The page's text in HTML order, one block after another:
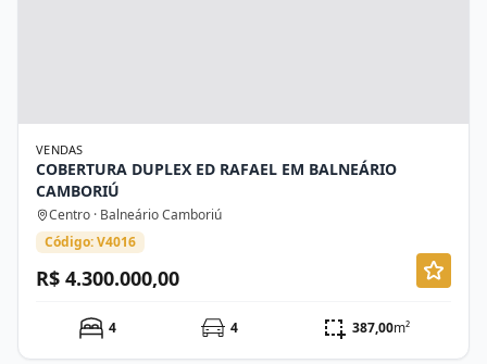
VENDAS
COBERTURA DUPLEX ED RAFAEL EM BALNEÁRIO
CAMBORIÚ
Centro · Balneário Camboriú
Código: V4016
R$ 4.300.000,00
4 4 387,00m²